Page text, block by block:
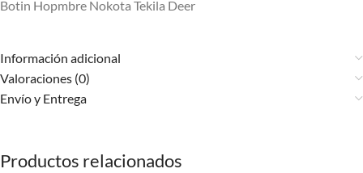
Botin Hopmbre Nokota Tekila Deer
Información adicional
Valoraciones (0)
Envío y Entrega
Productos relacionados